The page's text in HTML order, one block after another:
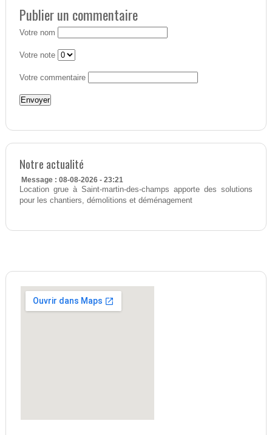
Publier un commentaire
Votre nom
Votre note
Votre commentaire
Notre actualité
Message : 08-08-2026 - 23:21
Location grue à Saint-martin-des-champs apporte des solutions
pour les chantiers, démolitions et déménagement